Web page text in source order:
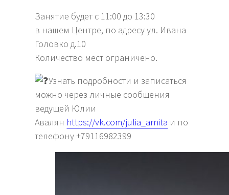
Занятие будет с 11:00 до 13:30
в нашем Центре, по адресу ул. Ивана
Головко д.10
Количество мест ограничено.
Узнать подробности и записаться
можно через личные сообщения
ведущей Юлии
Авалян https://vk.com/julia_arnita и по
телефону +79116982399